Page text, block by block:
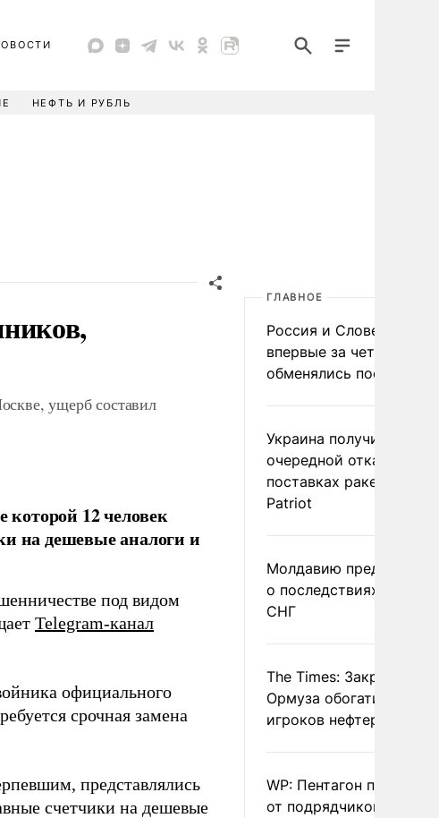
НЕФТЬ И РУБЛЬ
ущерб составил
которой 12 человек
на дешевые аналоги и
под видом
Telegram-канал
официального
срочная замена
представлялись
счетчики на дешевые
ГЛАВНОЕ
Россия и Словения
впервые за четыре года
обменялись
Украина получила
очередной отказ в
поставках ракет для
Patriot
Молдавию
о последствиях выхода
СНГ
The Times: Закрытие
Ормуза обогатило
игроков нефтерынка
WP: Пентагон
от подрядчиков